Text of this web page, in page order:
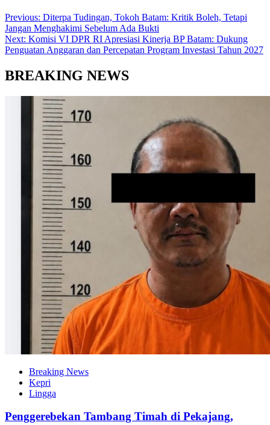
Previous: Diterpa Tudingan, Tokoh Batam: Kritik Boleh, Tetapi
Jangan Menghakimi Sebelum Ada Bukti
Next: Komisi VI DPR RI Apresiasi Kinerja BP Batam: Dukung
Penguatan Anggaran dan Percepatan Program Investasi Tahun 2027
BREAKING NEWS
Breaking News
Kepri
Lingga
Penggerebekan Tambang Timah di Pekajang,